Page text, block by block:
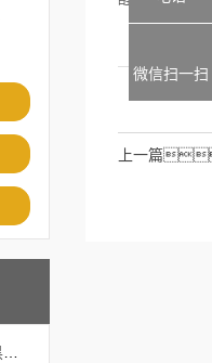
上一篇
微信扫一扫